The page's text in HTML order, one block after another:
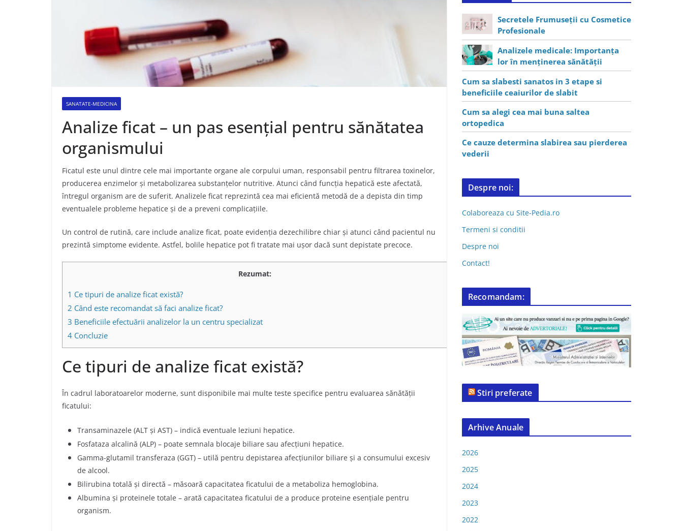
SANATATE-MEDICINA
Analize ficat – un pas esențial pentru sănătatea
organismului
Ficatul este unul dintre cele mai importante organe ale corpului uman, responsabil pentru filtrarea toxinelor,
producerea enzimelor și metabolizarea substanțelor nutritive. Atunci când funcția hepatică este afectată,
întregul organism are de suferit. Analizele ficat reprezintă cea mai eficientă metodă de a depista din timp
eventualele probleme hepatice și de a preveni complicațiile.
Un control de rutină, care include analize ficat, poate evidenția dezechilibre chiar și atunci când pacientul nu
prezintă simptome evidente. Astfel, bolile hepatice pot fi tratate mai ușor dacă sunt depistate precoce.
Rezumat:
1 Ce tipuri de analize ficat există?
2 Când este recomandat să faci analize ficat?
3 Beneficiile efectuării analizelor la un centru specializat
4 Concluzie
Ce tipuri de analize ficat există?
În cadrul laboratoarelor moderne, sunt disponibile mai multe teste specifice pentru evaluarea sănătății
ficatului:
Transaminazele (ALT și AST) – indică eventuale leziuni hepatice.
Fosfataza alcalină (ALP) – poate semnala blocaje biliare sau afecțiuni hepatice.
Gamma-glutamil transferaza (GGT) – utilă pentru depistarea afecțiunilor biliare și a consumului excesiv
de alcool.
Bilirubina totală și directă – măsoară capacitatea ficatului de a metaboliza hemoglobina.
Albumina și proteinele totale – arată capacitatea ficatului de a produce proteine esențiale pentru
organism.
Secretele Frumuseții cu Cosmetice
Profesionale
Analizele medicale: Importanța
lor în menținerea sănătății
Cum sa slabesti sanatos in 3 etape si
beneficiile ceaiurilor de slabit
Cum sa alegi cea mai buna saltea
ortopedica
Ce cauze determina slabirea sau pierderea
vederii
Despre noi:
Colaboreaza cu Site-Pedia.ro
Termeni si conditii
Despre noi
Contact!
Recomandam:
Stiri preferate
Arhive Anuale
2026
2025
2024
2023
2022